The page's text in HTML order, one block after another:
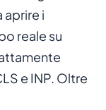
aprire i
reale su
e INP. Oltre